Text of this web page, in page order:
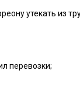
утекать из
перевозки;